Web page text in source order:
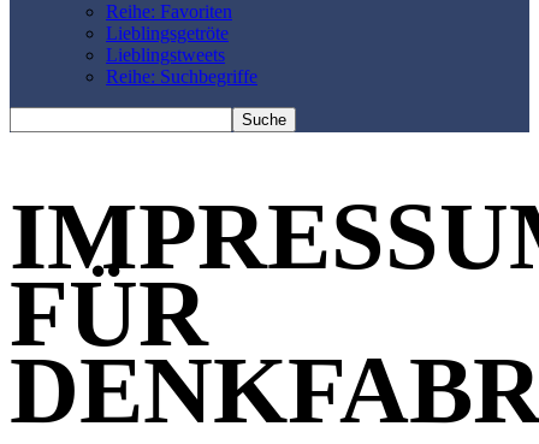
Reihe: Favoriten
Lieblingsgetröte
Lieblingstweets
Reihe: Suchbegriffe
FÜR